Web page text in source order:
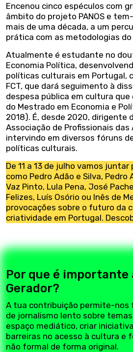
Encenou cinco espéculos com
âmbito do projeto PANOS e
mais de uma década, a um
prática com as metodologias
Atualmente é estudante no
Economia Política,
políticas culturais em Portugal,
FCT, que dará seguimento à
despesa pública em cultura
do Mestrado em Economia e
2018). É, desde 2020, dirigente
Associação de Profissionais das
intervindo em diversos fóruns
políticas culturais.
De 11 a 13 de julho vamos
como Pedro Adão e Silva, Pedro
Vaz Pinto, Lula Pena, José
Felizes, Luís Osório ou Inês de
provocações sobre o futuro da
criatividade em Portugal.
Por que é importante
Gerador?
A tua contribuição permite-nos
de jornalismo lento sobre
espaço mediático, criar
barreiras no acesso à cultura e
não formal de forma original.